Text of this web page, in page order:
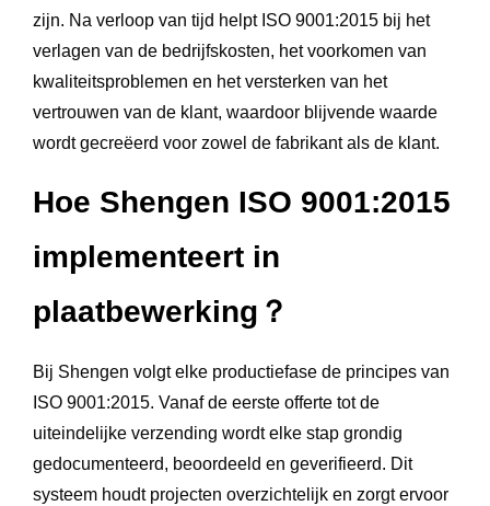
zijn. Na verloop van tijd helpt ISO 9001:2015 bij het
verlagen van de bedrijfskosten, het voorkomen van
kwaliteitsproblemen en het versterken van het
vertrouwen van de klant, waardoor blijvende waarde
wordt gecreëerd voor zowel de fabrikant als de klant.
Hoe Shengen ISO 9001:2015
implementeert in
plaatbewerking？
Bij Shengen volgt elke productiefase de principes van
ISO 9001:2015. Vanaf de eerste offerte tot de
uiteindelijke verzending wordt elke stap grondig
gedocumenteerd, beoordeeld en geverifieerd. Dit
systeem houdt projecten overzichtelijk en zorgt ervoor